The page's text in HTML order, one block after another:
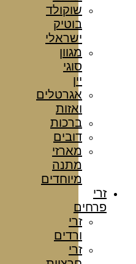
שוקולד
בוטיק
ישראלי
מגוון
סוגי
יין
אגרטלים
ואזות
ברכות
דובים
מארזי
מתנה
מיוחדים
זרי
פרחים
זרי
ורדים
זרי